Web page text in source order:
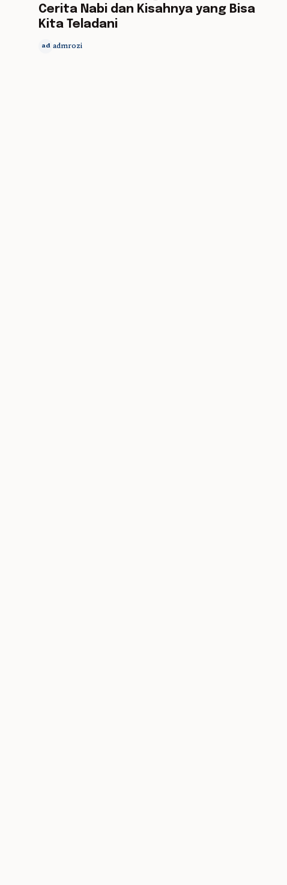
Cerita Nabi dan Kisahnya yang Bisa
Kita Teladani
ad admrozi